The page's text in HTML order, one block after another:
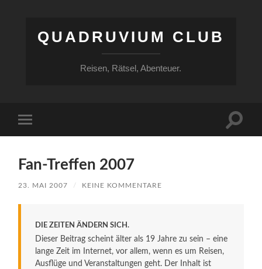
QUADRUVIUM CLUB
Reisen, Rätsel, Abenteuer.
Menü
Fan-Treffen 2007
23. MAI 2007 / KEINE KOMMENTARE
DIE ZEITEN ÄNDERN SICH.
Dieser Beitrag scheint älter als 19 Jahre zu sein – eine
lange Zeit im Internet, vor allem, wenn es um Reisen,
Ausflüge und Veranstaltungen geht. Der Inhalt ist